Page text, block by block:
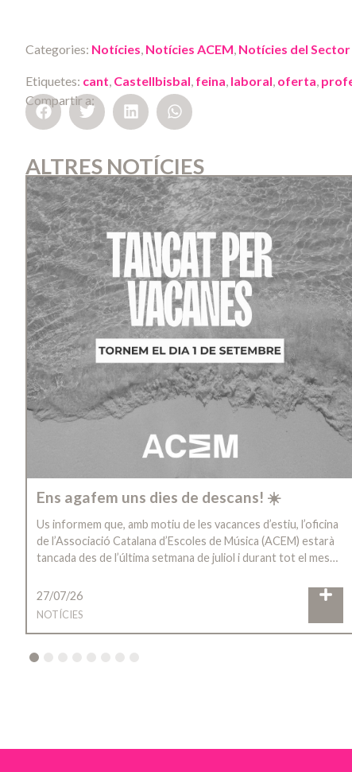
Categories: Notícies Notícies ACEM Notícies del Sector
Etiquetes: cant Castellbisbal feina laboral oferta
Compartir a:
ALTRES NOTÍCIES
Ens agafem uns dies de descans! ☀️
Us informem que, amb motiu de les vacances d’estiu, l’oficina
de l’Associació Catalana d’Escoles de Música (ACEM) estarà
tancada des de l’última setmana de juliol i durant tot el mes…
27/07/26
NOTÍCIES
4 5 6 7 8